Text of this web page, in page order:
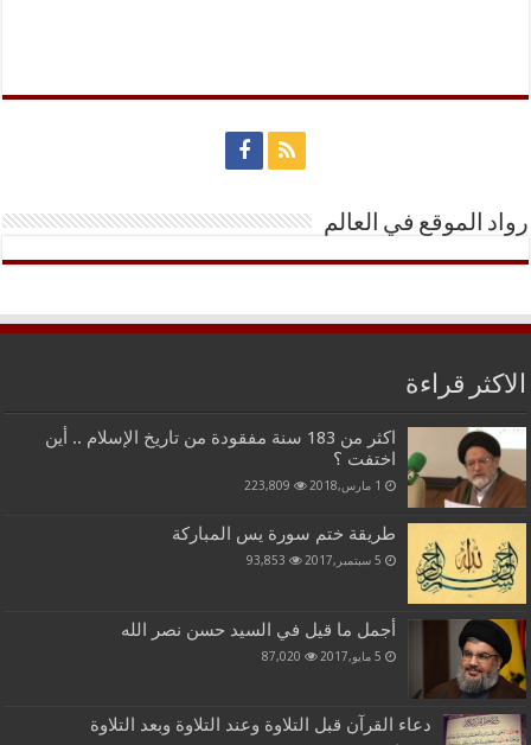
رواد الموقع في العالم
الاكثر قراءة
اكثر من 183 سنة مفقودة من تاريخ الإسلام .. أين
اختفت ؟
1 مارس,2018 223,809
طريقة ختم سورة يس المباركة
5 سبتمبر,2017 93,853
أجمل ما قيل في السيد حسن نصر الله
5 مايو,2017 87,020
دعاء القرآن قبل التلاوة وعند التلاوة وبعد التلاوة